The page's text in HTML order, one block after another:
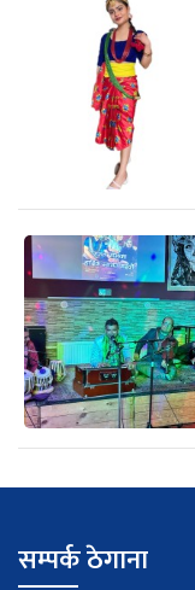
सम्पर्क ठेगाना